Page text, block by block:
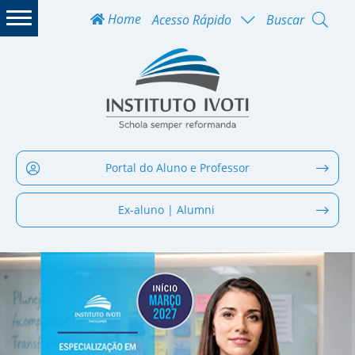
Home Acesso Rápido Buscar
Portal do Aluno e Professor
Ex-aluno | Alumni